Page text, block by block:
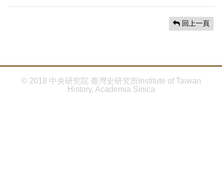
回上一頁
© 2018 中央研究院 臺灣史研究所Institute of Taiwan
History, Academia Sinica